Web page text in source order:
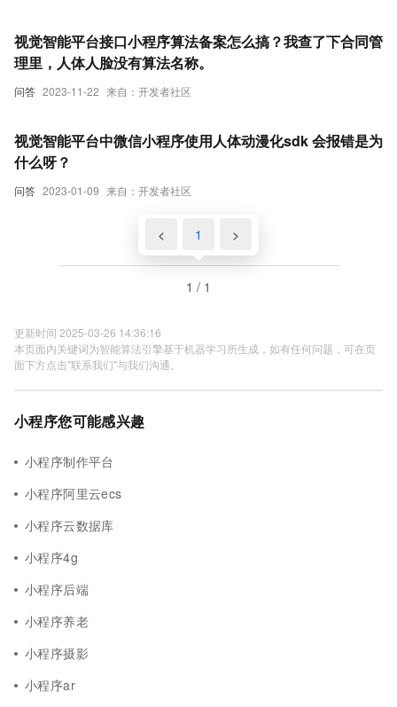
问答 2023-11-22 来自：开发者社区
视觉智能平台接口小程序算法备案怎么搞？我查了下合同管
理里，人体人脸没有算法名称。
问答 2023-01-09 来自：开发者社区
视觉智能平台中微信小程序使用人体动漫化sdk 会报错是为
什么呀？
< 1 >
1 / 1
更新时间 2025-03-26 14:36:16
本页面内关键词为智能算法引擎基于机器学习所生成，如有任何问题，可在页
面下方点击"联系我们"与我们沟通。
小程序您可能感兴趣
小程序制作平台
小程序阿里云ecs
小程序云数据库
小程序4g
小程序后端
小程序养老
小程序摄影
小程序ar